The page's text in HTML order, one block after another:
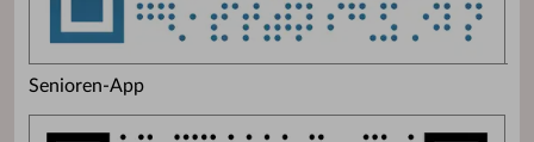
Senioren-App